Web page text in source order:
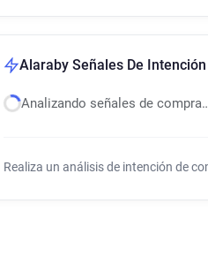
Alaraby Señales De
Analizando señales de
Realiza un análisis de intención de